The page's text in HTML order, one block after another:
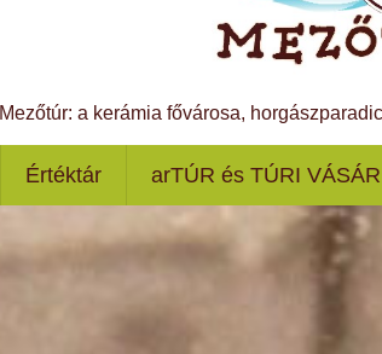
Mezőtúr: a kerámia fővárosa,
Értéktár arTÚR és TÚRI VÁSÁR